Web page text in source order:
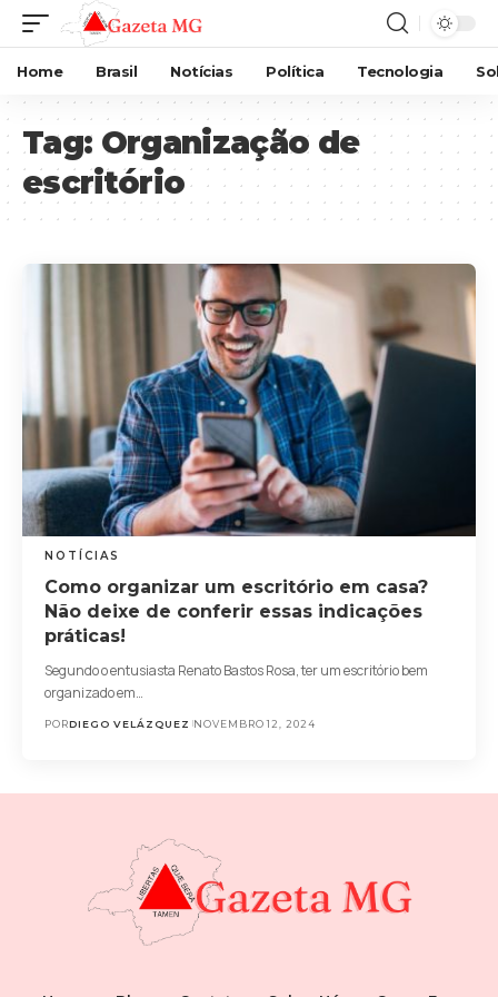
Home Brasil Notícias Política Tecnologia
Tag: Organização de
escritório
NOTÍCIAS
Como organizar um escritório em casa?
Não deixe de conferir essas indicações
práticas!
Segundo o entusiasta Renato Bastos Rosa, ter um escritório bem
organizado em…
PORDIEGO VELÁZQUEZ NOVEMBRO 12, 2024